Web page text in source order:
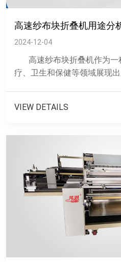
高速纱布块折叠机用途分
2024-12-04
高速纱布块折叠机作为一
疗、卫生和保健等领域展现出
VIEW DETAILS